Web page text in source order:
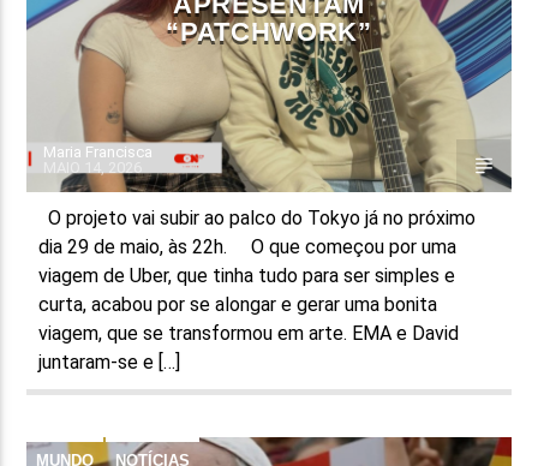
“PATCHWORK”
Maria Francisca
O projeto vai subir ao palco do Tokyo já no próximo
dia 29 de maio, às 22h. O que começou por uma
viagem de Uber, que tinha tudo para ser simples e
curta, acabou por se alongar e gerar uma bonita
viagem, que se transformou em arte. EMA e David
juntaram-se e […]
MUNDO NOTÍCIAS